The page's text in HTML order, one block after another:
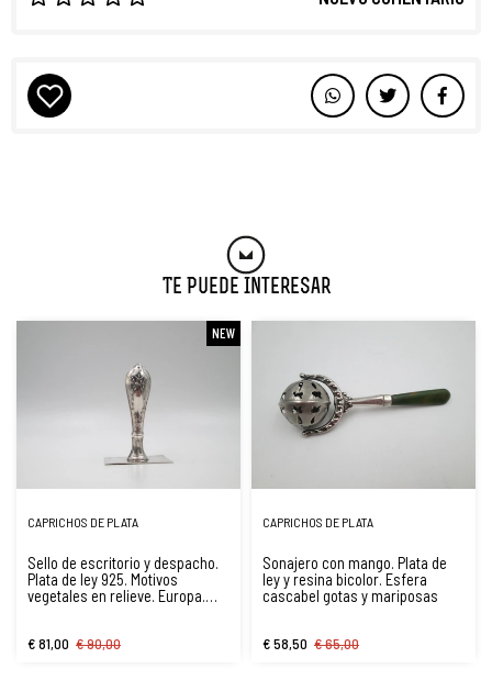
Te Puede Interesar
NEW
CAPRICHOS DE PLATA
Sello de escritorio y despacho.
Plata de ley 925. Motivos
vegetales en relieve. Europa.
1980
€ 81,00 € 90,00
CAPRICHOS DE PLATA
Sonajero con mango. Plata de
ley y resina bicolor. Esfera
cascabel gotas y mariposas
€ 58,50 € 65,00